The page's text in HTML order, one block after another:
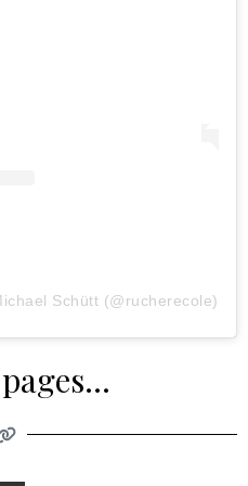
Schütt (@rucherecole)